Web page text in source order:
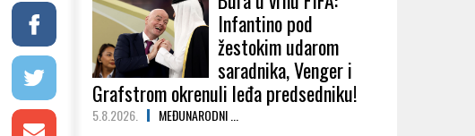
Infantino pod
žestokim udarom
saradnika, Venger i
Grafstrom okrenuli leđa predsedniku!
5.8.2026. MEĐUNARODNI ...